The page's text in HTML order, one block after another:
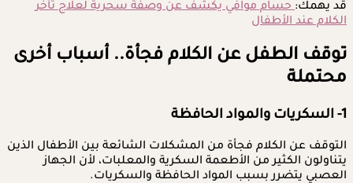
قد يهمك:حسام موافي يكشف عن وصفة سحرية لعلاج تأخر
الكلام عند الأطفال
توقف الطفل عن الكلام فجأة.. أسباب أخرى
محتملة
1- السكريات والمواد الحافظة
التوقف عن الكلام فجأة من المشكلات الشائعة بين الأطفال الذين
يتناولون الكثير من الأطعمة السكرية والمعلبات، لأن الجهاز
العصبي يتضرر بسبب المواد الحافظة والسكريات.